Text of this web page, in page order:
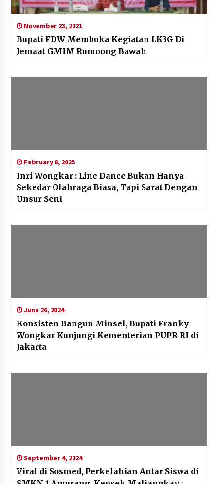
November 23, 2021
Bupati FDW Membuka Kegiatan LK3G Di
Jemaat GMIM Rumoong Bawah
February 8, 2025
Inri Wongkar : Line Dance Bukan Hanya
Sekedar Olahraga Biasa, Tapi Sarat Dengan
Unsur Seni
June 26, 2024
Konsisten Bangun Minsel, Bupati Franky
Wongkar Kunjungi Kementerian PUPR RI di
Jakarta
September 4, 2024
Viral di Sosmed, Perkelahian Antar Siswa di